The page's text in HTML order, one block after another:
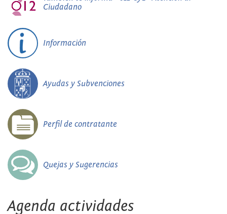
Ciudadano
Información
Ayudas y Subvenciones
Perfil de contratante
Quejas y Sugerencias
Agenda actividades